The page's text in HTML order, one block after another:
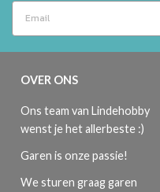
OVER ONS
Ons team van Lindehobby
wenst je het allerbeste :)
Garen is onze passie!
We sturen graag garen